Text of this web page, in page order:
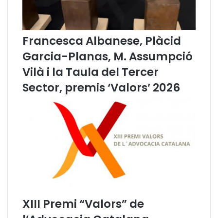
l
à
u
r
d
r
u
a
s
s
ó
o
m
v
Francesca Albanese, Plàcid
Garcia-Planas, M. Assumpció
Vilà i la Taula del Tercer
Sector, premis ‘Valors’ 2026
XIII Premi “Valors” de